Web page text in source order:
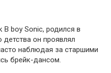
B boy Sonic, родился в
он проявлял
наблюдая за старшими
брейк-дансом.